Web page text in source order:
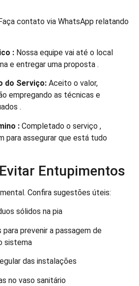
Faça contato via WhatsApp relatando
: Nossa equipe vai até o local
e entregar uma proposta .
do Serviço: Aceito o valor,
empregando as técnicas e
.
: Completado o serviço ,
para assegurar que está tudo
Entupimentos
Confira sugestões úteis:
sólidos na pia
prevenir a passagem de
sistema
das instalações
no vaso sanitário